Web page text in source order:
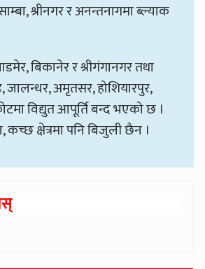
श्रीनगर र अनन्तनागमा ब्ल्याक
बिकानेर र श्रीगंगानगर तथा
अमृतसर, होशियारपुर,
विद्युत आपूर्ति बन्द भएको छ ।
क्षेत्रमा पनि बिजुली छैन ।